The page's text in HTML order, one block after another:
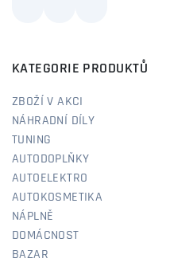
KATEGORIE PRODUKTŮ
ZBOŽÍ V AKCI
NÁHRADNÍ DÍLY
TUNING
AUTODOPLŇKY
AUTOELEKTRO
AUTOKOSMETIKA
NÁPLNĚ
DOMÁCNOST
BAZAR